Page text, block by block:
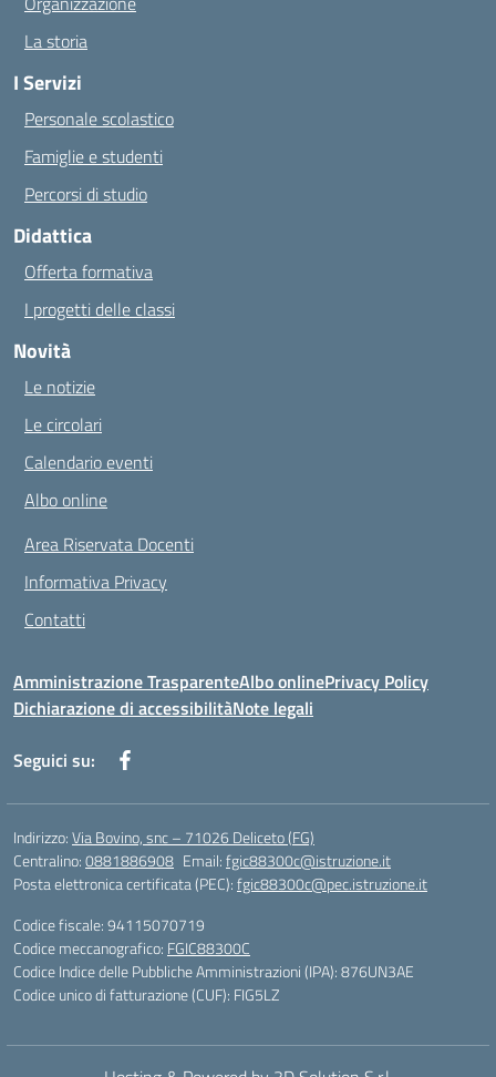
La storia
I Servizi
Personale scolastico
Famiglie e studenti
Percorsi di studio
Didattica
Offerta formativa
I progetti delle classi
Novità
Le notizie
Le circolari
Calendario eventi
Albo online
Area Riservata Docenti
Informativa Privacy
Contatti
Amministrazione TrasparenteAlbo onlinePrivacy Policy
Dichiarazione di accessibilitàNote legali
Seguici su:
Indirizzo:Via Bovino, snc – 71026 Deliceto (FG)
Centralino:0881886908 Email:fgic88300c@istruzione.it
Posta elettronica certificata (PEC):fgic88300c@pec.istruzione.it
Codice fiscale: 94115070719
Codice meccanografico: FGIC88300C
Codice Indice delle Pubbliche Amministrazioni (IPA): 876UN3AE
Codice unico di fatturazione (CUF): FIG5LZ